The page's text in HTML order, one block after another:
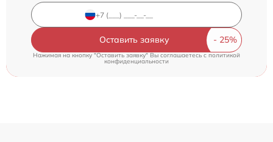
Оставить заявку
Нажимая на кнопку "Оставить заявку" Вы соглашаетесь c политикой
конфиденциальности